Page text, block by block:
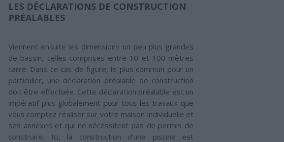
LES DÉCLARATIONS DE CONSTRUCTION
PRÉALABLES
Viennent ensuite les dimensions un peu plus grandes
de bassin, celles comprises entre 10 et 100 mètres
carré. Dans ce cas de figure, le plus commun pour un
particulier, une déclaration préalable de construction
doit être effectuée. Cette déclaration préalable est un
impératif plus globalement pour tous les travaux que
vous comptez réaliser sur votre maison individuelle et
ses annexes et qui ne nécessitent pas de permis de
construire. Ici, la construction d’une piscine est